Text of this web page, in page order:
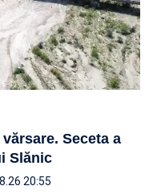
Seceta a
Slănic
20:55